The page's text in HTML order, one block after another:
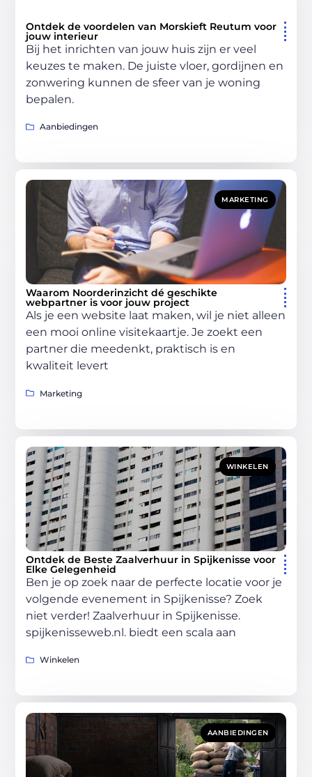
Ontdek de voordelen van Morskieft Reutum voor
jouw interieur
Bij het inrichten van jouw huis zijn er veel
keuzes te maken. De juiste vloer, gordijnen en
zonwering kunnen de sfeer van je woning
bepalen.
Aanbiedingen
MARKETING
Waarom Noorderinzicht dé geschikte
webpartner is voor jouw project
Als je een website laat maken, wil je niet alleen
een mooi online visitekaartje. Je zoekt een
partner die meedenkt, praktisch is en
kwaliteit levert
Marketing
WINKELEN
Ontdek de Beste Zaalverhuur in Spijkenisse voor
Elke Gelegenheid
Ben je op zoek naar de perfecte locatie voor je
volgende evenement in Spijkenisse? Zoek
niet verder! Zaalverhuur in Spijkenisse.
spijkenisseweb.nl. biedt een scala aan
Winkelen
AANBIEDINGEN